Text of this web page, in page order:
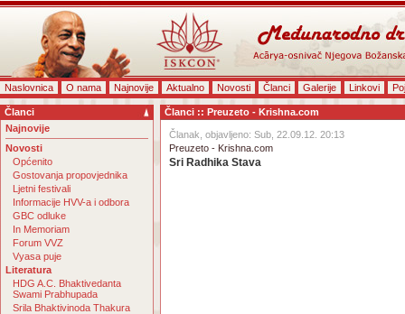
Naslovnica O nama Najnovije Aktualno Novosti Članci Galerije Linkovi
Članci
Najnovije
Novosti
Općenito
Gostovanja propovjednika
Ljetni festivali
Informacije HVV-a i odbora
GBC odluke
In Memoriam
Forum VVZ
Vyasa puje
Literatura
HDG A.C. Bhaktivedanta
Swami Prabhupada
Srila Bhaktivinoda Thakura
Članci :: Preuzeto - Krishna.com
Članak, objavljeno: Sub, 22.09.12. 20:13
Preuzeto - Krishna.com
Sri Radhika Stava